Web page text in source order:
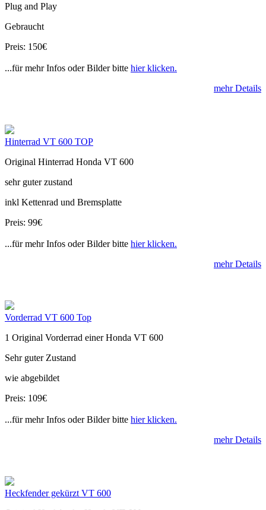
Plug and Play
Gebraucht
Preis: 150€
...für mehr Infos oder Bilder bitte hier klicken.
mehr Details
Hinterrad VT 600 TOP
Original Hinterrad Honda VT 600
sehr guter zustand
inkl Kettenrad und Bremsplatte
Preis: 99€
...für mehr Infos oder Bilder bitte hier klicken.
mehr Details
Vorderrad VT 600 Top
1 Original Vorderrad einer Honda VT 600
Sehr guter Zustand
wie abgebildet
Preis: 109€
...für mehr Infos oder Bilder bitte hier klicken.
mehr Details
Heckfender gekürzt VT 600